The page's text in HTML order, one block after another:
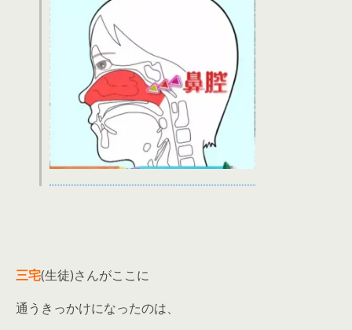
三宅(生徒)さんがここに
通うきっかけになったのは、